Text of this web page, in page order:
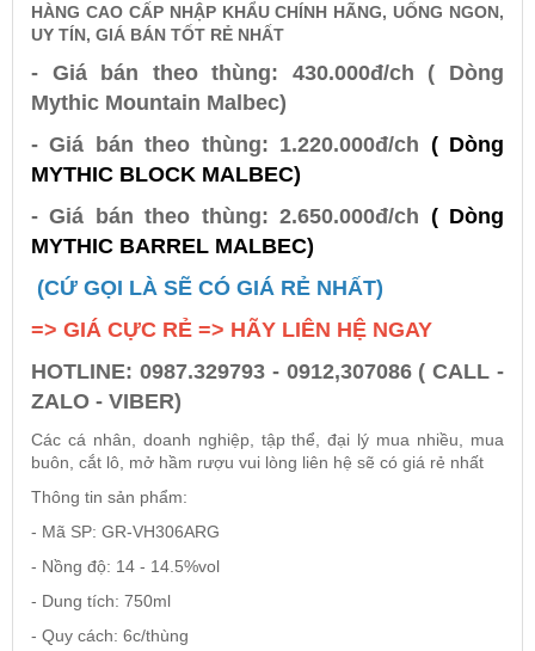
Rượu Vang Argentina
VANG CANADA ICEWINE
RƯỢU VANG NAM PHI
Rượu Vang BỒ ĐÀO NHA
RƯỢU VANG ROMANIA GIÁ CỰC RẺ
HÀNG CAO CẤP NHẬP KHẨU CHÍNH HÃNG, UỐNG NGON,
UY TÍN, GIÁ BÁN TỐT RẺ NHẤT
- Giá bán theo thùng: 430.000đ/ch ( Dòng
Mythic Mountain Malbec)
- Giá bán theo thùng: 1.220.000đ/ch ( Dòng
MYTHIC BLOCK MALBEC)
- Giá bán theo thùng: 2.650.000đ/ch ( Dòng
MYTHIC BARREL MALBEC)
(CỨ GỌI LÀ SẼ CÓ GIÁ RẺ NHẤT)
=> GIÁ CỰC RẺ => HÃY LIÊN HỆ NGAY
HOTLINE: 0987.329793 - 0912,307086 ( CALL -
ZALO - VIBER)
Các cá nhân, doanh nghiệp, tập thể, đại lý mua nhiều, mua
buôn, cắt lô, mở hầm rượu vui lòng liên hệ sẽ có giá rẻ nhất
Thông tin sản phẩm:
- Mã SP: GR-VH306ARG
- Nồng độ: 14 - 14.5%vol
- Dung tích: 750ml
- Quy cách: 6c/thùng